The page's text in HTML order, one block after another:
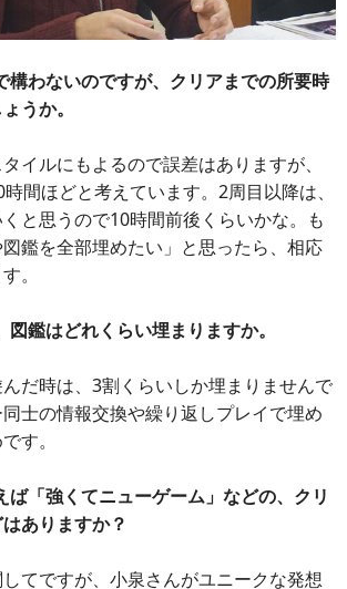
わないのですが、クリアまでの所要時
うか。
イルにもよるので誤差はありますが、
間ほどと考えています。2周目以降は、
と思うので10時間前後くらいかな。も
鑑を全部埋めたい」と思ったら、相応
。
鑑はどれくらい埋まりますか。
だ時は、3割くらいしか埋まりませんで
士の情報交換や繰り返しプレイで埋め
す。
「強くてニューゲーム」などの、クリ
ありますか？
てですが、小泉さんがユニークな発想